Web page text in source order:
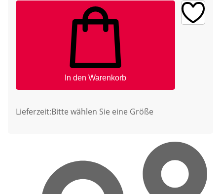
In den Warenkorb
Lieferzeit:Bitte wählen Sie eine Größe